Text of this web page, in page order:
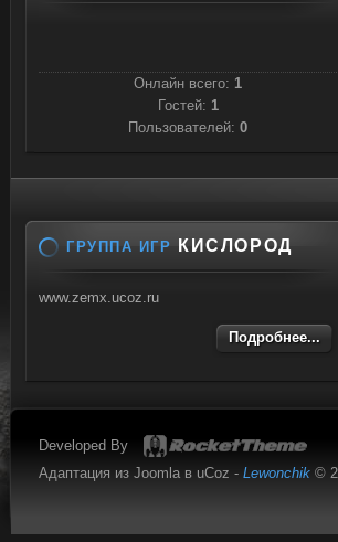
Онлайн всего: 1
Гостей: 1
Пользователей: 0
ГРУППА ИГР КИСЛОРОД
www.zemx.ucoz.ru
Подробнее...
Developed By
Адаптация из Joomla в uCoz - Lewonchik ©